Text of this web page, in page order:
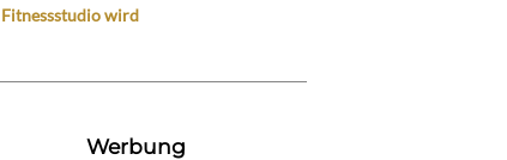
Fitnessstudio wird
Werbung